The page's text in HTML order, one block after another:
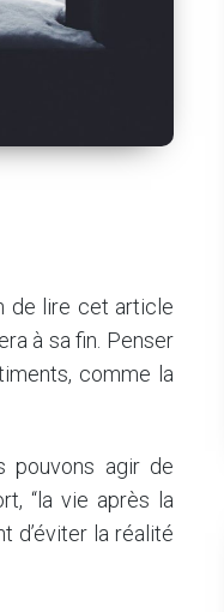
de lire cet article
à sa fin. Penser
comme la
pouvons agir de
“la vie après la
d’éviter la réalité